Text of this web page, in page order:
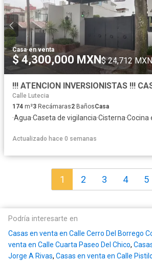
Casa·en venta
$ 4,300,000 MXN$ 24,712
Calle Lutecia
174 m²3 Recámaras2 BañosCasa
·Agua·Caseta de vigilancia·Cisterna·Cocina
Actualizado hace 0 semanas
1 2 3 4 5
Podría interesarte en
Casas en venta en Calle Cerro Del Borrego
venta en Calle Cuarta Paseo Del Chico,
Jorge A Rivas, Casas en venta en Calle